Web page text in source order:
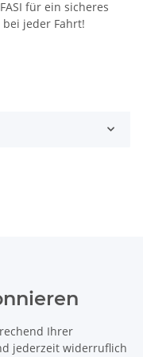
für ein sicheres
jeder Fahrt!
Ihrer
jederzeit widerruflich